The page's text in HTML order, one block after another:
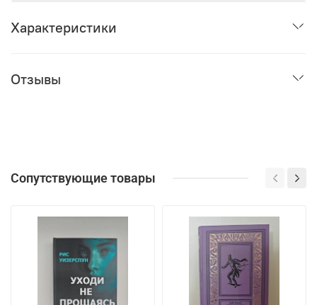
Характеристики
Отзывы
Сопутствующие товары